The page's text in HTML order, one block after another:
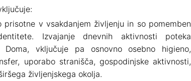
prisotne v vsakdanjem življenju in so pomemben
Izvajanje dnevnih aktivnosti poteka
vključuje pa osnovno osebno higieno,
uporabo stranišča, gospodinjske aktivnosti,
življenjskega okolja.